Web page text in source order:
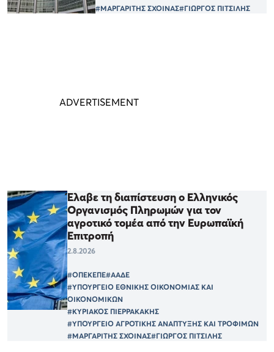
#ΜΑΡΓΑΡΙΤΗΣ ΣΧΟΙΝΑΣ#ΓΙΩΡΓΟΣ ΠΙΤΣΙΛΗΣ
Έλαβε τη διαπίστευση ο Ελληνικός
Οργανισμός Πληρωμών για τον
αγροτικό τομέα από την Ευρωπαϊκή
Επιτροπή
2.8.2026
#ΟΠΕΚΕΠΕ#ΑΑΔΕ
#ΥΠΟΥΡΓΕΙΟ ΕΘΝΙΚΗΣ ΟΙΚΟΝΟΜΙΑΣ ΚΑΙ
ΟΙΚΟΝΟΜΙΚΩΝ
#ΚΥΡΙΑΚΟΣ ΠΙΕΡΡΑΚΑΚΗΣ
#ΥΠΟΥΡΓΕΙΟ ΑΓΡΟΤΙΚΗΣ ΑΝΑΠΤΥΞΗΣ ΚΑΙ ΤΡΟΦΙΜΩΝ
#ΜΑΡΓΑΡΙΤΗΣ ΣΧΟΙΝΑΣ#ΓΙΩΡΓΟΣ ΠΙΤΣΙΛΗΣ